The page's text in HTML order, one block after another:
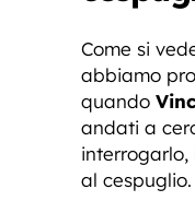
Come si
abbiamo
quando
andati a
al cespuglio.